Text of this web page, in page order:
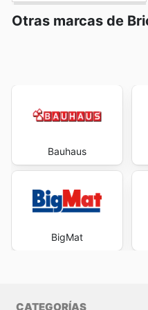
Otras marcas de
Bauhaus
BigMat
CATEGORÍAS